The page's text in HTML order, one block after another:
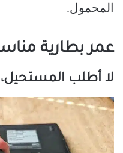
المحمول.
عمر بطارية
لا أطلب